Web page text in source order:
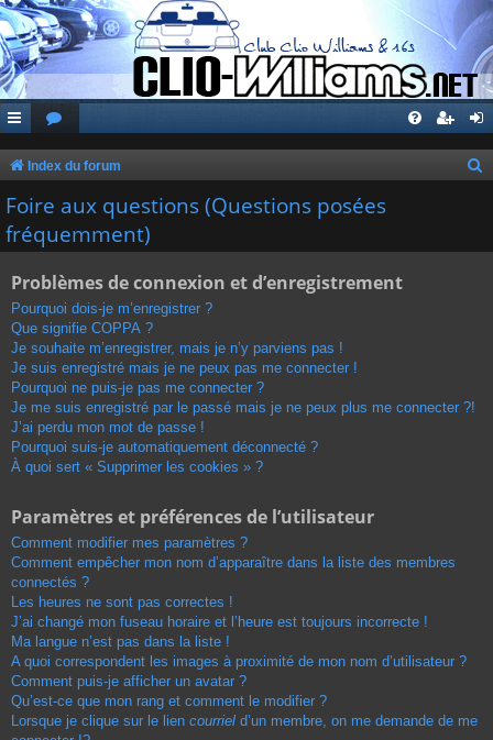
Index du forum
h
Foire aux questions (Questions posées
fréquemment)
Problèmes de connexion et d’enregistrement
Pourquoi dois-je m’enregistrer ?
Que signifie COPPA ?
Je souhaite m’enregistrer, mais je n’y parviens pas !
Je suis enregistré mais je ne peux pas me connecter !
Pourquoi ne puis-je pas me connecter ?
Je me suis enregistré par le passé mais je ne peux plus me connecter ?!
J’ai perdu mon mot de passe !
Pourquoi suis-je automatiquement déconnecté ?
À quoi sert « Supprimer les cookies » ?
Paramètres et préférences de l’utilisateur
Comment modifier mes paramètres ?
Comment empêcher mon nom d’apparaître dans la liste des membres
connectés ?
Les heures ne sont pas correctes !
J’ai changé mon fuseau horaire et l’heure est toujours incorrecte !
Ma langue n’est pas dans la liste !
A quoi correspondent les images à proximité de mon nom d’utilisateur ?
Comment puis-je afficher un avatar ?
Qu’est-ce que mon rang et comment le modifier ?
Lorsque je clique sur le lien courriel d’un membre, on me demande de me